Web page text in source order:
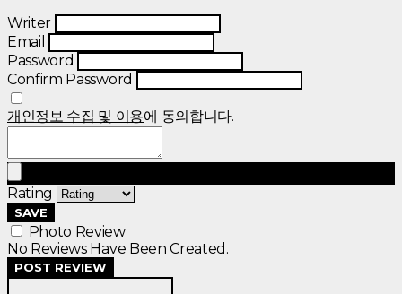
Writer
Email
Password
Confirm Password
개인정보 수집 및 이용에 동의합니다.
Rating
SAVE
Photo Review
No Reviews Have Been Created.
POST REVIEW